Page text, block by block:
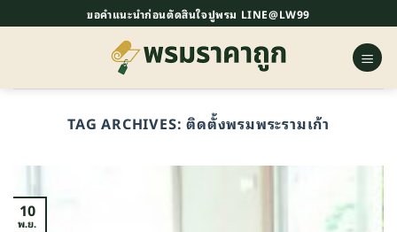
ไป
ขอคำแนะนำก่อนตัดสินใจปูพรม LINE@LW99
TAG ARCHIVES:ติดตั้งพรมพระรามเก้า
10
พ.ย.